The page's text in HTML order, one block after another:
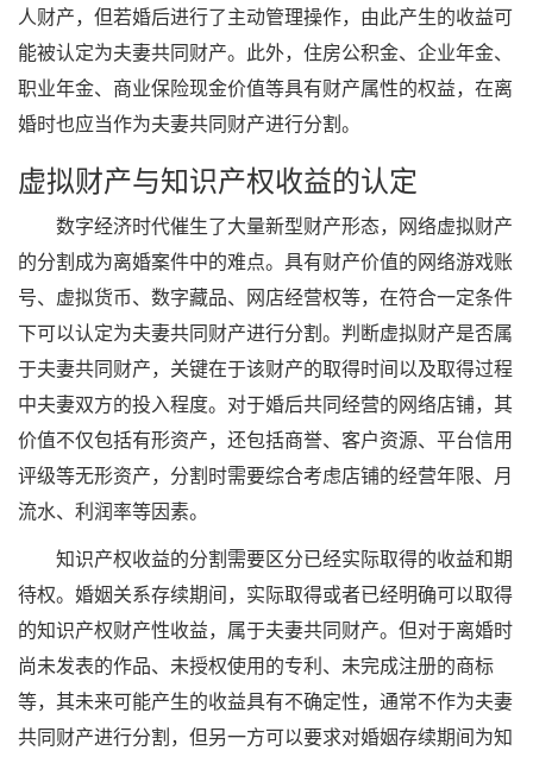
人财产，但若婚后进行了主动管理操作，由此产生的收益可
能被认定为夫妻共同财产。此外，住房公积金、企业年金、
职业年金、商业保险现金价值等具有财产属性的权益，在离
婚时也应当作为夫妻共同财产进行分割。
虚拟财产与知识产权收益的认定
数字经济时代催生了大量新型财产形态，网络虚拟财产
的分割成为离婚案件中的难点。具有财产价值的网络游戏账
号、虚拟货币、数字藏品、网店经营权等，在符合一定条件
下可以认定为夫妻共同财产进行分割。判断虚拟财产是否属
于夫妻共同财产，关键在于该财产的取得时间以及取得过程
中夫妻双方的投入程度。对于婚后共同经营的网络店铺，其
价值不仅包括有形资产，还包括商誉、客户资源、平台信用
评级等无形资产，分割时需要综合考虑店铺的经营年限、月
流水、利润率等因素。
知识产权收益的分割需要区分已经实际取得的收益和期
待权。婚姻关系存续期间，实际取得或者已经明确可以取得
的知识产权财产性收益，属于夫妻共同财产。但对于离婚时
尚未发表的作品、未授权使用的专利、未完成注册的商标
等，其未来可能产生的收益具有不确定性，通常不作为夫妻
共同财产进行分割，但另一方可以要求对婚姻存续期间为知